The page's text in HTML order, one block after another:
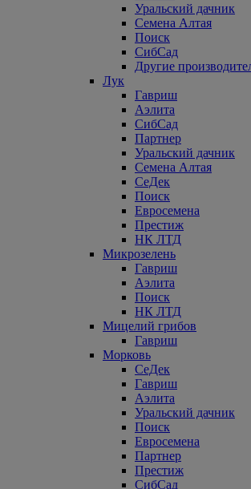
Уральский дачник
Семена Алтая
Поиск
СибСад
Другие
Лук
Гавриш
Аэлита
СибСад
Партнер
Уральский дачник
Семена Алтая
СеДек
Поиск
Евросемена
Престиж
НК ЛТД
Микрозелень
Гавриш
Аэлита
Поиск
НК ЛТД
Мицелий грибов
Гавриш
Морковь
СеДек
Гавриш
Аэлита
Уральский дачник
Поиск
Евросемена
Партнер
Престиж
СибСад